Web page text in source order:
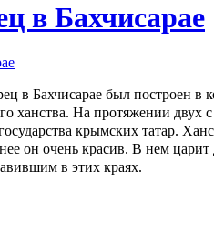
в Бахчисарае
в Бахчисарае был построен в
ханства. На протяжении двух
крымских татар.
он очень красив. В нем
в этих краях.